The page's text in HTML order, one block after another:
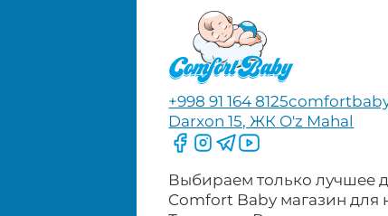
+998 91 164 8125
Darxon 15, ЖК O'z Mahal
Следите за нами на
Следите за нами в
Следите за нами в
Следите за нами в
Выбираем только лучшее
Comfort Baby магазин для